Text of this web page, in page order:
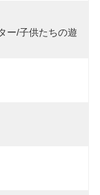
ー/子供たちの遊